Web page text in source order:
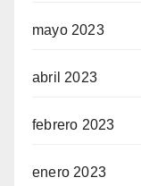
mayo 2023
abril 2023
febrero 2023
enero 2023